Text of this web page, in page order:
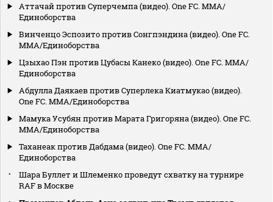
Аттачай против Суперчемпа (видео). One FC. MMA/
Единоборства
Винченцо Эспозито против Сонгпэндина (видео). One FC.
MMA/Единоборства
Цзыхао Пэн против Цубасы Канеко (видео). One FC. MMA/
Единоборства
Абдулла Даякаев против Суперлека Киатмукао (видео).
One FC. MMA/Единоборства
Мамука Усубян против Марата Григоряна (видео). One FC.
MMA/Единоборства
Таханеак против Дабдама (видео). One FC. MMA/
Единоборства
Шара Буллет и Шлеменко проведут схватку на турнире
RAF в Москве